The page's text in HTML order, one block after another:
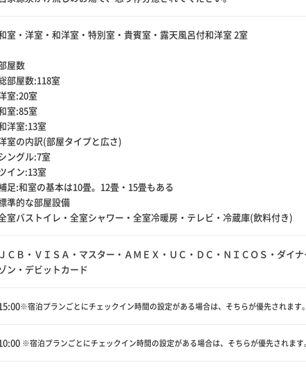
室・洋室・和洋室・特別室・貴賓室・露天風呂付和洋室 2室
屋数
部屋数:118室
室:20室
室:85室
洋室:13室
室の内訳(部屋タイプと広さ)
ングル:7室
イン:13室
足:和室の基本は10畳。12畳・15畳もある
準的な部屋設備
室バストイレ・全室シャワー・全室冷暖房・テレビ・冷蔵庫(飲料付き)
ＪＣＢ・ＶＩＳＡ・マスター・ＡＭＥＸ・ＵＣ・ＤＣ・ＮＩＣＯＳ・ダイ
ン・デビットカード
※宿泊プランごとにチェックイン時間の設定がある場合は、そちらが優先されます。
※宿泊プランごとにチェックイン時間の設定がある場合は、そちらが優先されます。